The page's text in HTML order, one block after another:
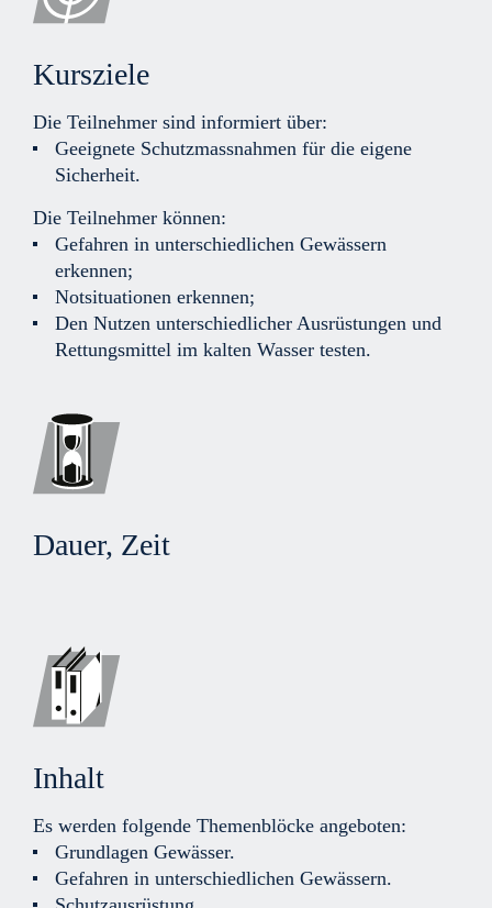
Kursziele
Die Teilnehmer sind informiert über:
Geeignete Schutzmassnahmen für die eigene
Sicherheit.
Die Teilnehmer können:
Gefahren in unterschiedlichen Gewässern
erkennen;
Notsituationen erkennen;
Den Nutzen unterschiedlicher Ausrüstungen und
Rettungsmittel im kalten Wasser testen.
Dauer, Zeit
Inhalt
Es werden folgende Themenblöcke angeboten:
Grundlagen Gewässer.
Gefahren in unterschiedlichen Gewässern.